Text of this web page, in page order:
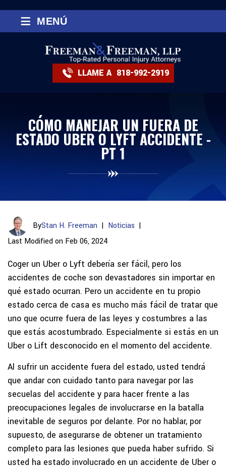
LLAME A 818-992-2919
≡ MENÚ
CÓMO MANEJAR UN FUERA DE
ESTADO UBER O LYFT ACCIDENTE -
PT 1
ByStan H. Freeman | Noticias |
Last Modified on Feb 06, 2024
Coger un Uber o Lyft debería ser fácil, pero los
accidentes de coche son devastadores sin importar en
qué estado ocurran. Pero un accidente en tu propio
estado cerca de casa es mucho más fácil de tratar que
uno que ocurre fuera de las leyes y costumbres a las
que estás acostumbrado. Especialmente si estás en un
Uber o Lift desconocido en el momento del accidente.
Al sufrir un accidente fuera del estado, usted tendrá
que andar con cuidado tanto para navegar por las
secuelas del accidente y para hacer frente a las
preocupaciones legales de involucrarse en la batalla
inevitable de seguros por delante. Por no hablar, por
supuesto, de asegurarse de obtener un tratamiento
completo para las lesiones que pueda haber sufrido. Si
usted ha estado involucrado en un accidente de Uber o